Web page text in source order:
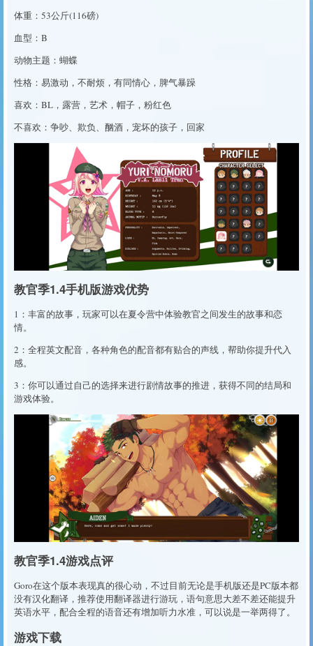
体重：53公斤(116磅)
血型：B
动物主题：蝴蝶
性格：易激动，不耐烦，有同情心，脾气暴躁
喜欢：BL，露营，艺术，帽子，粉红色
不喜欢：争吵、欺负、酗酒，宠坏的孩子，回家
教官季1.4手机版游戏优势
1：丰富的故事，玩家可以在夏令营中体验教官之间发生的故事和恋
情。
2：全程英文配音，各种角色的配音都有贴合的声线，帮助你提升代入
感。
3：你可以通过自己的选择来进行剧情故事的推进，获得不同的结局和
游戏体验。
教官季1.4游戏点评
Goro在这个版本表现真的很心动，不过目前无论是手机版还是PC版本都
没有汉化翻译，推荐使用翻译器进行游玩，语句意思大差不差还能提升
英语水平，配合全程的语音还有增加听力水准，可以说是一举两得了。
游戏下载